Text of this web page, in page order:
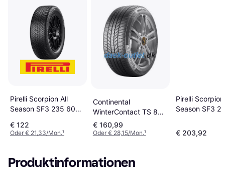
Pirelli Scorpion All
Season SF3 235 60
€ 122
Oder € 21,33/Mon.¹
Continental
WinterContact TS 870
P 245/40 R18 97W XL
€ 160,99
Oder € 28,15/Mon.¹
Pirelli Scorpion
Season SF3
SF3 XL 3PMSF
€ 203,92
Produktinformationen